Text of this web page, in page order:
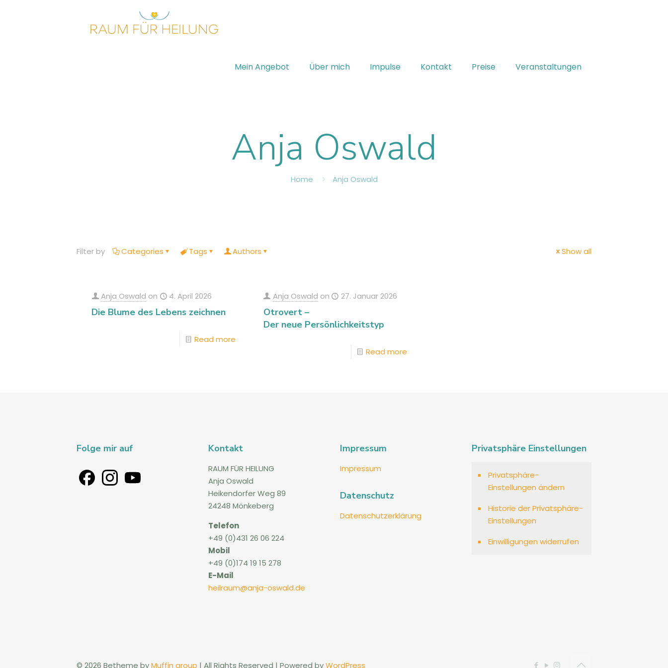
Mein Angebot Über mich Impulse Kontakt Preise Veranstaltungen
Anja Oswald
Home Anja Oswald
Filter by Categories Tags Authors Show all
Anja Oswald on 4. April 2026
Die Blume des Lebens zeichnen
Read more
Anja Oswald on 27. Januar 2026
Otrovert –
Der neue Persönlichkeitstyp
Read more
Folge mir auf Kontakt
RAUM FÜR HEILUNG
Anja Oswald
Heikendorfer Weg 89
24248 Mönkeberg
Telefon
+49 (0)431 26 06 224
Mobil
+49 (0)174 19 15 278
E-Mail
heilraum@anja-oswald.de
Impressum
Impressum
Datenschutz
Datenschutzerklärung
Privatsphäre Einstellungen
Privatsphäre-
Einstellungen ändern
Historie der Privatsphäre-
Einstellungen
Einwilligungen widerrufen
© 2026 Betheme byMuffin group | All Rights Reserved | Powered byWordPress